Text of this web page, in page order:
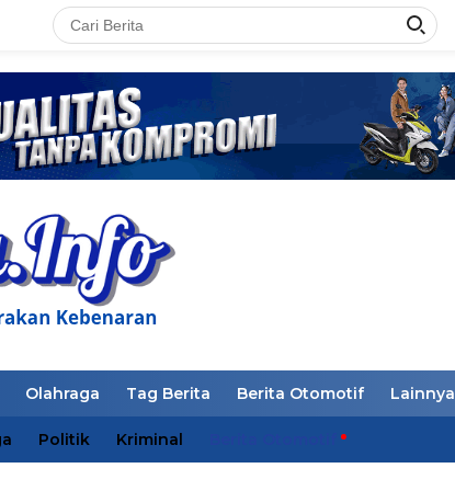
Olahraga Tag Berita Berita Otomotif Lainnya
Politik Kriminal